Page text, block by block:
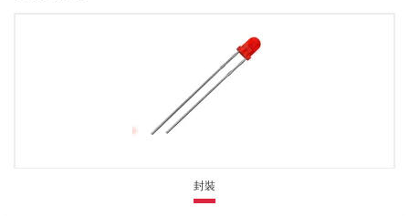
封裝